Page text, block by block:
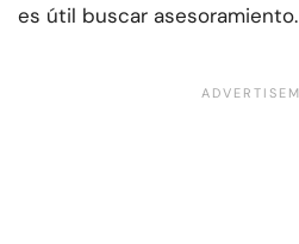
es útil buscar asesoramiento.